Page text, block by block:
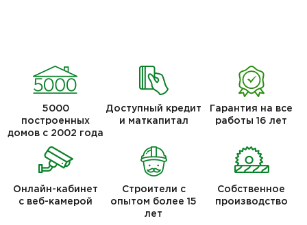
5000
построенных
домов с 2002 года
Доступный кредит
и маткапитал
Гарантия на все
работы 16 лет
Онлайн-кабинет
с веб-камерой
Строители с
опытом более 15
лет
Собственное
производство